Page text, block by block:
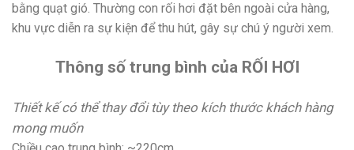
bằng quạt gió. Thường con rối hơi đặt bên ngoài cửa hàng,
khu vực diễn ra sự kiện để thu hút, gây sự chú ý người xem.
Thông số trung bình của RỐI HƠI
Thiết kế có thể thay đổi tùy theo kích thước khách hàng
mong muốn